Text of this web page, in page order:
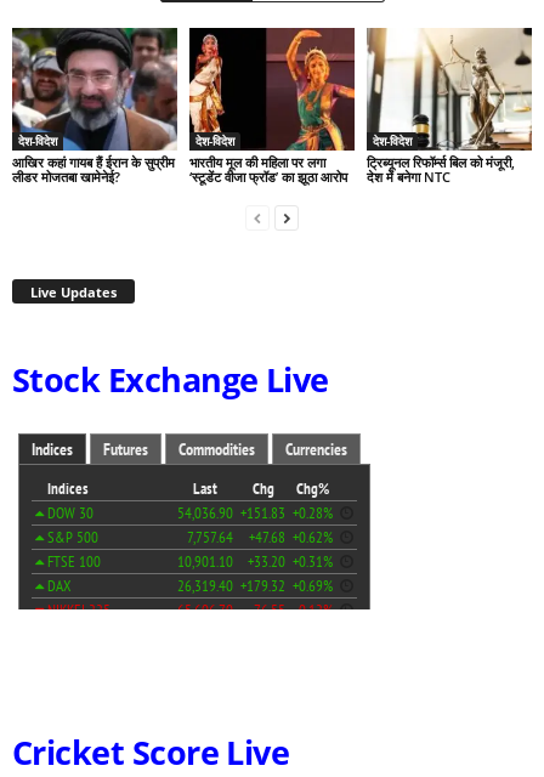
देश-विदेश
आखिर कहां गायब हैं ईरान के सुप्रीम
लीडर मोजतबा खामेनेई?
देश-विदेश
भारतीय मूल की महिला पर लगा
‘स्टूडेंट वीजा फ्रॉड’ का झूठा आरोप
देश-विदेश
ट्रिब्यूनल रिफॉर्म्स बिल को मंजूरी,
देश में बनेगा NTC
Live Updates
Stock Exchange Live
Cricket Score Live